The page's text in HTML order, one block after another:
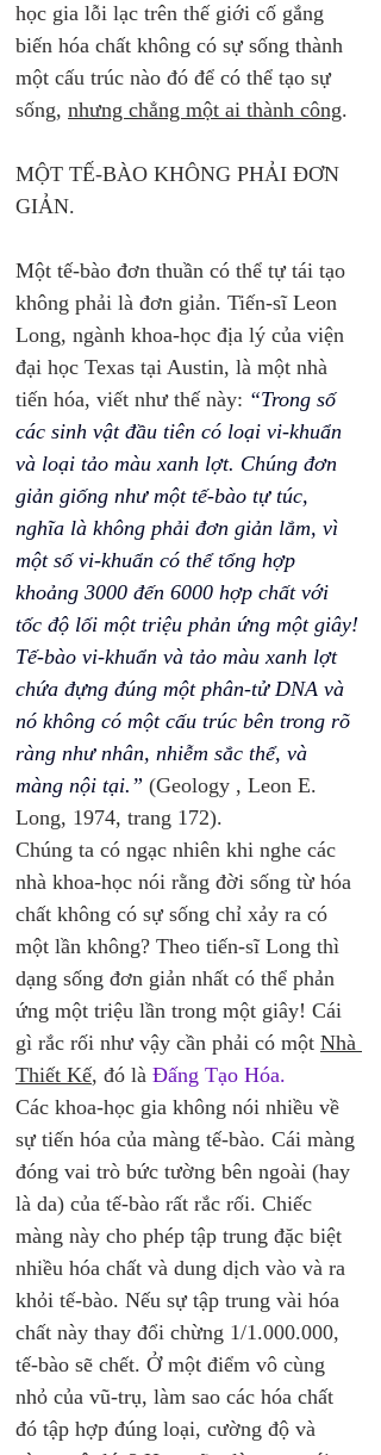
học gia lỗi lạc trên thế giới cố gắng
biến hóa chất không có sự sống thành
một cấu trúc nào đó để có thể tạo sự
sống, nhưng chẳng một ai thành công.
MỘT TẾ-BÀO KHÔNG PHẢI ĐƠN
GIẢN.
Một tế-bào đơn thuần có thể tự tái tạo
không phải là đơn giản. Tiến-sĩ Leon
Long, ngành khoa-học địa lý của viện
đại học Texas tại Austin, là một nhà
tiến hóa, viết như thế này: “Trong số
các sinh vật đầu tiên có loại vi-khuẩn
và loại tảo màu xanh lợt. Chúng đơn
giản giống như một tế-bào tự túc,
nghĩa là không phải đơn giản lắm, vì
một số vi-khuẩn có thể tổng hợp
khoảng 3000 đến 6000 hợp chất với
tốc độ lối một triệu phản ứng một giây!
Tế-bào vi-khuẩn và tảo màu xanh lợt
chứa đựng đúng một phân-tử DNA và
nó không có một cấu trúc bên trong rõ
ràng như nhân, nhiễm sắc thể, và
màng nội tại.” (Geology , Leon E.
Long, 1974, trang 172).
Chúng ta có ngạc nhiên khi nghe các
nhà khoa-học nói rằng đời sống từ hóa
chất không có sự sống chỉ xảy ra có
một lần không? Theo tiến-sĩ Long thì
dạng sống đơn giản nhất có thể phản
ứng một triệu lần trong một giây! Cái
gì rắc rối như vậy cần phải có một Nhà
Thiết Kế, đó là Đấng Tạo Hóa.
Các khoa-học gia không nói nhiều về
sự tiến hóa của màng tế-bào. Cái màng
đóng vai trò bức tường bên ngoài (hay
là da) của tế-bào rất rắc rối. Chiếc
màng này cho phép tập trung đặc biệt
nhiều hóa chất và dung dịch vào và ra
khỏi tế-bào. Nếu sự tập trung vài hóa
chất này thay đổi chừng 1/1.000.000,
tế-bào sẽ chết. Ở một điểm vô cùng
nhỏ của vũ-trụ, làm sao các hóa chất
đó tập hợp đúng loại, cường độ và